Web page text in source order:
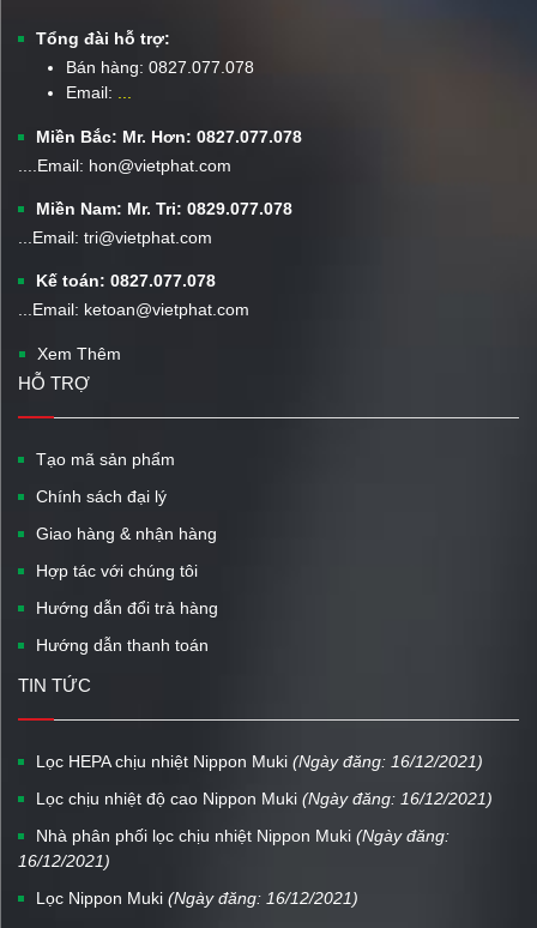
Tổng đài hỗ trợ:
Bán hàng: 0827.077.078
Email:
Miền Bắc: Mr. Hơn: 0827.077.078
....Email: hon@vietphat.com
Miền Nam: Mr. Tri: 0829.077.078
...Email: tri@vietphat.com
Kế toán: 0827.077.078
...Email: ketoan@vietphat.com
Xem Thêm
HỖ TRỢ
Tạo mã sản phẩm
Chính sách đại lý
Giao hàng & nhận hàng
Hợp tác với chúng tôi
Hướng dẫn đổi trả hàng
Hướng dẫn thanh toán
TIN TỨC
Lọc HEPA chịu nhiệt Nippon Muki (Ngày đăng: 16/12/2021)
Lọc chịu nhiệt độ cao Nippon Muki (Ngày đăng: 16/12/2021)
Nhà phân phối lọc chịu nhiệt Nippon Muki (Ngày đăng:
16/12/2021)
Lọc Nippon Muki (Ngày đăng: 16/12/2021)